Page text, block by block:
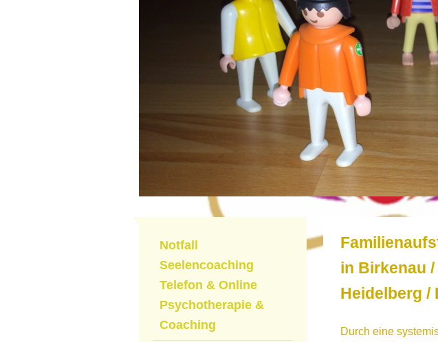
in Birkenau
Heidelberg /
Durch eine
Notfall
Seelencoaching
Telefon & Online
Psychotherapie &
Coaching